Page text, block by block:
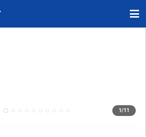
1/11